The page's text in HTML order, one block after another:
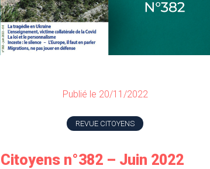
Publié le 20/11/2022
REVUE CITOYENS
Citoyens n°382 – Juin 2022